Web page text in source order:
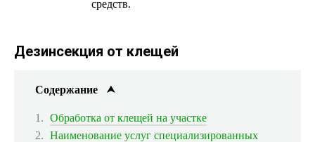
средств.
Дезинсекция от клещей
Содержание
Обработка от клещей на участке
Наименование услуг специализированных